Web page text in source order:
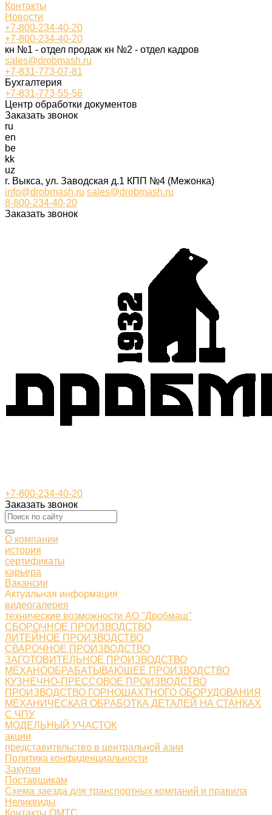
Контакты
Новости
+7-800-234-40-20
+7-800-234-40-20
кн №1 - отдел продаж кн №2 - отдел кадров
sales@drobmash.ru
+7-831-773-07-81
Бухгалтерия
+7-831-773-55-56
Центр обработки документов
Заказать звонок
ru
en
be
kk
uz
г. Выкса, ул. Заводская д.1 КПП №4 (Межонка)
info@drobmash.ru sales@drobmash.ru
8-800-234-40-20
Заказать звонок
+7-800-234-40-20
Заказать звонок
О компании
история
сертификаты
карьера
Вакансии
Актуальная информация
видеогалерея
технические возможности АО "Дробмаш"
СБОРОЧНОЕ ПРОИЗВОДСТВО
ЛИТЕЙНОЕ ПРОИЗВОДСТВО
СВАРОЧНОЕ ПРОИЗВОДСТВО
ЗАГОТОВИТЕЛЬНОЕ ПРОИЗВОДСТВО
МЕХАНООБРАБАТЫВАЮЩЕЕ ПРОИЗВОДСТВО
КУЗНЕЧНО-ПРЕССОВОЕ ПРОИЗВОДСТВО
ПРОИЗВОДСТВО ГОРНОШАХТНОГО ОБОРУДОВАНИЯ
МЕХАНИЧЕСКАЯ ОБРАБОТКА ДЕТАЛЕЙ НА СТАНКАХ
С ЧПУ
МОДЕЛЬНЫЙ УЧАСТОК
акции
представительство в центральной азии
Политика конфиденциальности
Закупки
Поставщикам
Схема заезда для транспортных компаний и правила
Неликвиды
Контакты ОМТС